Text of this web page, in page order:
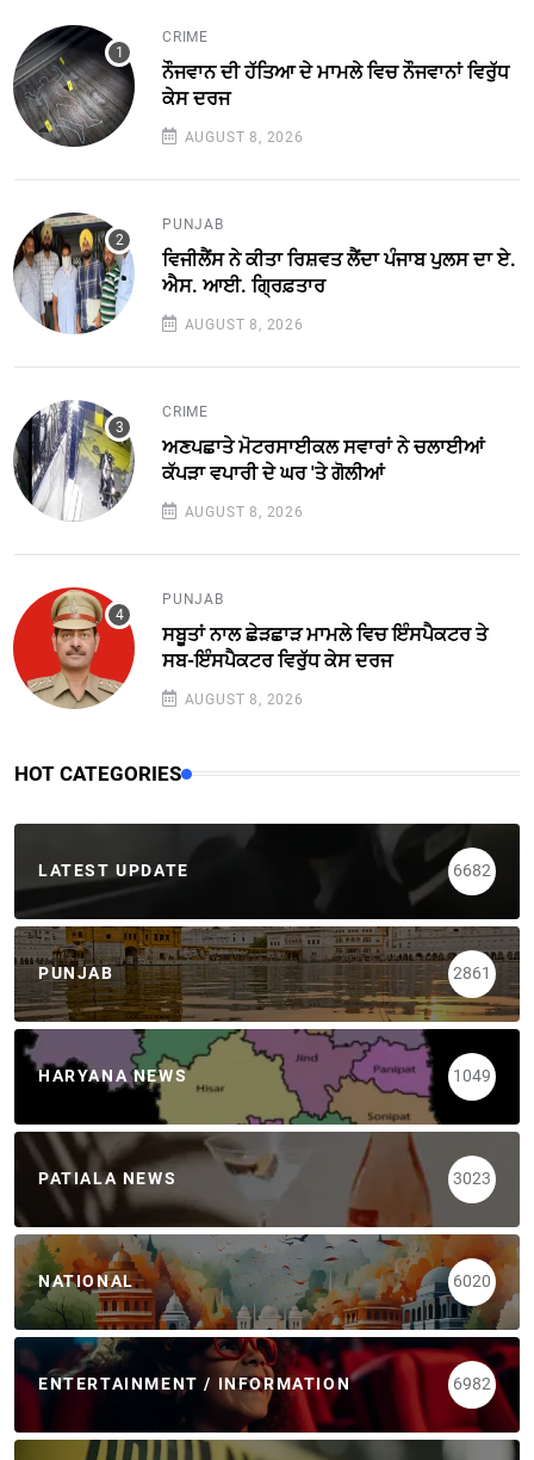
CRIME
ਨੌਜਵਾਨ ਦੀ ਹੱਤਿਆ ਦੇ ਮਾਮਲੇ ਵਿਚ ਨੌਜਵਾਨਾਂ ਵਿਰੁੱਧ
ਕੇਸ ਦਰਜ
AUGUST 8, 2026
PUNJAB
ਵਿਜੀਲੈਂਸ ਨੇ ਕੀਤਾ ਰਿਸ਼ਵਤ ਲੈਂਦਾ ਪੰਜਾਬ ਪੁਲਸ ਦਾ ਏ.
ਐਸ. ਆਈ. ਗ੍ਰਿਫ਼ਤਾਰ
AUGUST 8, 2026
CRIME
ਅਣਪਛਾਤੇ ਮੋਟਰਸਾਈਕਲ ਸਵਾਰਾਂ ਨੇ ਚਲਾਈਆਂ
ਕੱਪੜਾ ਵਪਾਰੀ ਦੇ ਘਰ 'ਤੇ ਗੋਲੀਆਂ
AUGUST 8, 2026
PUNJAB
ਸਬੂਤਾਂ ਨਾਲ ਛੇੜਛਾੜ ਮਾਮਲੇ ਵਿਚ ਇੰਸਪੈਕਟਰ ਤੇ
ਸਬ-ਇੰਸਪੈਕਟਰ ਵਿਰੁੱਧ ਕੇਸ ਦਰਜ
AUGUST 8, 2026
HOT CATEGORIES
LATEST UPDATE 6682
PUNJAB 2861
HARYANA NEWS 1049
PATIALA NEWS 3023
NATIONAL 6020
ENTERTAINMENT / INFORMATION 6982